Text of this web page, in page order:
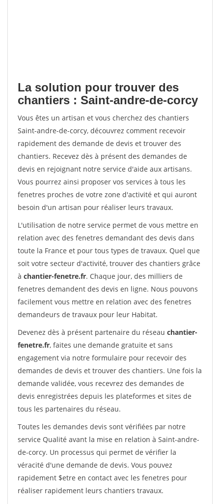
La solution pour trouver des
chantiers : Saint-andre-de-corcy
Vous êtes un artisan et vous cherchez des chantiers
Saint-andre-de-corcy, découvrez comment recevoir
rapidement des demande de devis et trouver des
chantiers. Recevez dès à présent des demandes de
devis en rejoignant notre service d'aide aux artisans.
Vous pourrez ainsi proposer vos services à tous les
fenetres proches de votre zone d'activité et qui auront
besoin d'un artisan pour réaliser leurs travaux.
L'utilisation de notre service permet de vous mettre en
relation avec des fenetres demandant des devis dans
toute la France et pour tous types de travaux. Quel que
soit votre secteur d'activité, trouver des chantiers grâce
à chantier-fenetre.fr. Chaque jour, des milliers de
fenetres demandent des devis en ligne. Nous pouvons
facilement vous mettre en relation avec des fenetres
demandeurs de travaux pour leur Habitat.
Devenez dès à présent partenaire du réseau chantier-
fenetre.fr, faites une demande gratuite et sans
engagement via notre formulaire pour recevoir des
demandes de devis et trouver des chantiers. Une fois la
demande validée, vous recevrez des demandes de
devis enregistrées depuis les plateformes et sites de
tous les partenaires du réseau.
Toutes les demandes devis sont vérifiées par notre
service Qualité avant la mise en relation à Saint-andre-
de-corcy. Un processus qui permet de vérifier la
véracité d'une demande de devis. Vous pouvez
rapidement $etre en contact avec les fenetres pour
réaliser rapidement leurs chantiers travaux.